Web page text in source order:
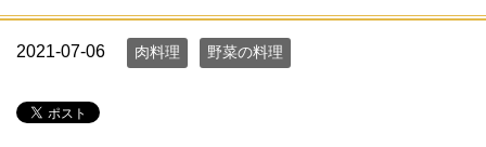
2021-07-06 肉料理 野菜の料理